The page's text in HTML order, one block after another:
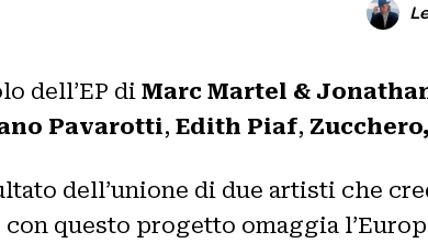
dell’EP di Marc Martel &
Pavarotti, Edith Piaf,
dell’unione di due artisti che
questo progetto omaggia